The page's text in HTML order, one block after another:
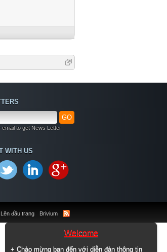
Welcome
+ Chào mừng bạn đến với diễn đàn thông tin
GO
email to get News Letter
WITH US
Lên đầu trang Brivium